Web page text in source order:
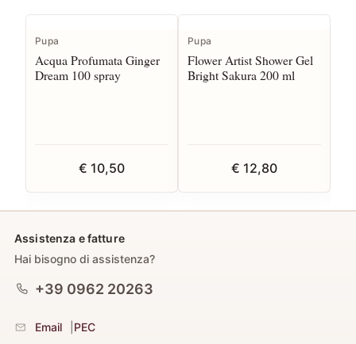
Pupa
Acqua Profumata Ginger
Dream 100 spray
€ 10,50
Pupa
Flower Artist Shower Gel
Bright Sakura 200 ml
€ 12,80
Assistenza e fatture
Hai bisogno di assistenza?
+39 0962 20263
Email
PEC